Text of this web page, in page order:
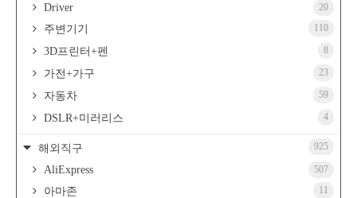
Driver 20
주변기기 110
3D프린터+펜 8
가전+가구 23
자동차 59
DSLR+미러리스 4
해외직구 925
AliExpress 507
아마존 11